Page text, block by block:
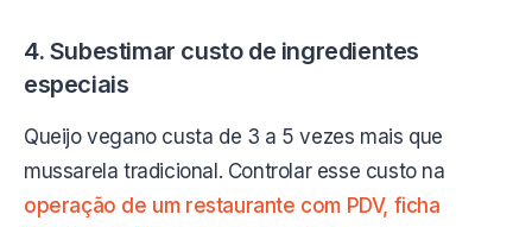
4. Subestimar custo de ingredientes
especiais
Queijo vegano custa de 3 a 5 vezes mais que
mussarela tradicional. Controlar esse custo na
operação de um restaurante com PDV, ficha